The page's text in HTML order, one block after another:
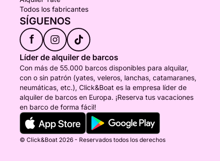
Todos los fabricantes
SÍGUENOS
f
Líder de alquiler de barcos
Con más de 55.000 barcos disponibles para alquilar,
con o sin patrón (yates, veleros, lanchas, catamaranes,
neumáticas, etc.), Click&Boat es la empresa líder de
alquiler de barcos en Europa. ¡Reserva tus vacaciones
en barco de forma fácil!
© Click&Boat 2026 - Reservados todos los derechos